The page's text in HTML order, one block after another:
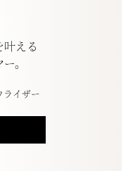
叶える
。
ライザー